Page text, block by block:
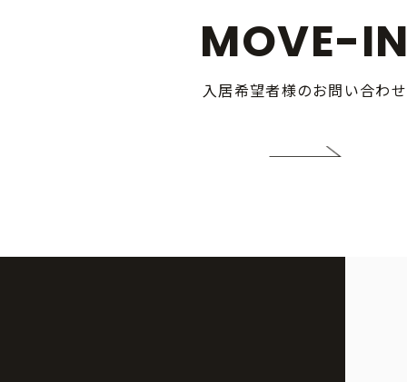
MOVE-IN
入居希望者様のお問い合わせ